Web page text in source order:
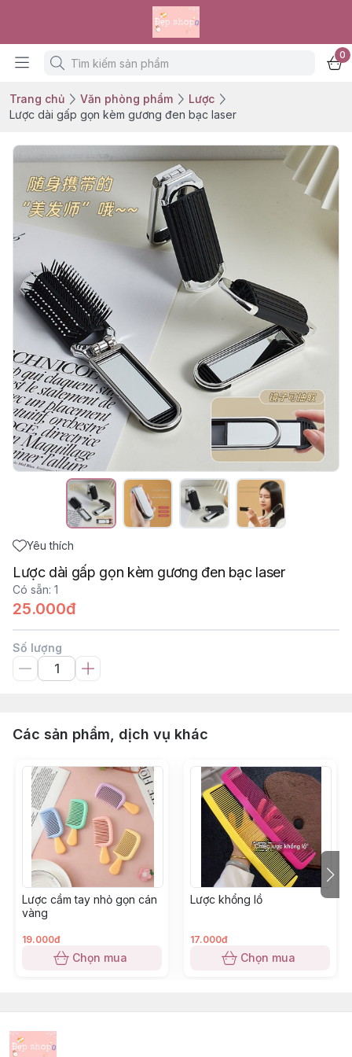
0
Trang chủ Văn phòng phẩm
Lược
Lược dài gấp gọn kèm gương đen bạc laser
Yêu thích
Lược dài gấp gọn kèm gương đen bạc laser
Có sẵn: 1
25.000đ
Số lượng
Các sản phẩm, dịch vụ khác
Lược cầm tay nhỏ gọn cán
vàng
19.000đ
Chọn mua
Lược khổng lồ
17.000đ
Chọn mua